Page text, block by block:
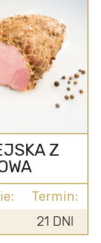
Z
Termin:
21 DNI